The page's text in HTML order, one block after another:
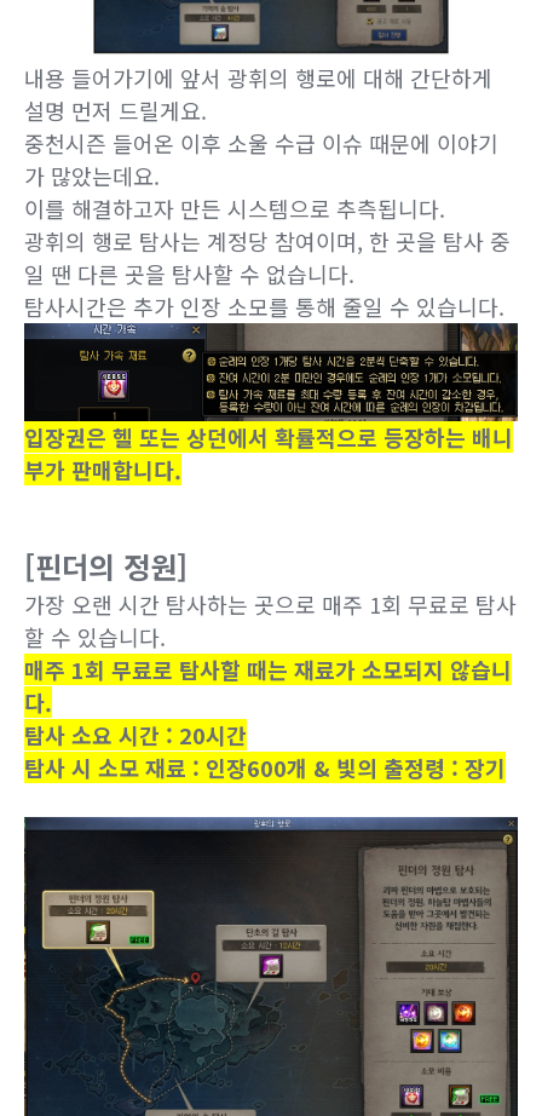
내용 들어가기에 앞서 광휘의 행로에 대해 간단하게
설명 먼저 드릴게요.
중천시즌 들어온 이후 소울 수급 이슈 때문에 이야기
가 많았는데요.
이를 해결하고자 만든 시스템으로 추측됩니다.
광휘의 행로 탐사는 계정당 참여이며, 한 곳을 탐사 중
일 땐 다른 곳을 탐사할 수 없습니다.
탐사시간은 추가 인장 소모를 통해 줄일 수 있습니다.
입장권은 헬 또는 상던에서 확률적으로 등장하는 배니
부가 판매합니다.
[핀더의 정원]
가장 오랜 시간 탐사하는 곳으로 매주 1회 무료로 탐사
할 수 있습니다.
매주 1회 무료로 탐사할 때는 재료가 소모되지 않습니
다.
탐사 소요 시간 : 20시간
탐사 시 소모 재료 : 인장600개 & 빛의 출정령 : 장기